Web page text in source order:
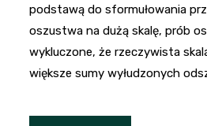
podstawą do sformułowania
oszustwa na dużą skalę, prób
wykluczone, że rzeczywista
większe sumy wyłudzonych